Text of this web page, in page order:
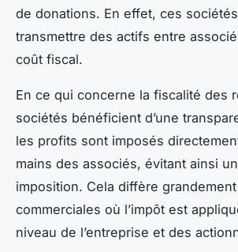
de donations. En effet, ces
transmettre des actifs entre
coût fiscal.
En ce qui concerne la fiscalité des
sociétés bénéficient d’une
les profits sont imposés
mains des associés, évitant ainsi
imposition. Cela diffère
commerciales où l’impôt est
niveau de l’entreprise et des